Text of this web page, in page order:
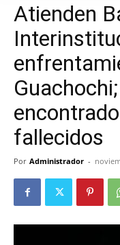
Atienden
fallecidos
Por Administrador -